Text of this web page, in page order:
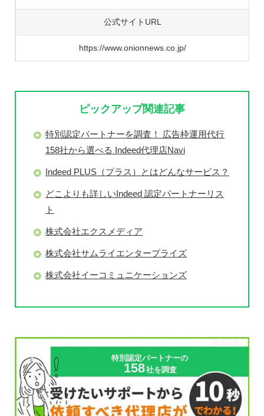
公式サイトURL
https://www.onionnews.co.jp/
ピックアップ関連記事
特別認定パートナーを調査！ 広告枠運用代行
158社から選べる Indeed代理店Navi
Indeed PLUS（プラス）とはどんなサービス？
どこよりも詳しいIndeed 認定パートナーリス
ト
株式会社エクスメディア
株式会社サムライエンタープライズ
株式会社イーコミュニケーションズ
特別認定パートナーの
158社を調査